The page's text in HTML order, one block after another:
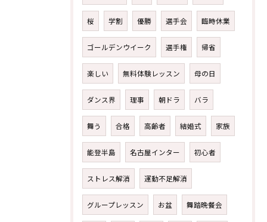
桜 学割 優勝 選手会 臨時休業
ゴールデンウイーク 選手権 帰省
楽しい 無料体験レッスン 母の日
ダンス界 理事 朝ドラ バラ
舞う 合格 高齢者 結婚式 家族
能登半島 名古屋インター 初心者
ストレス解消 運動不足解消
グループレッスン お盆 舞踏晩餐会